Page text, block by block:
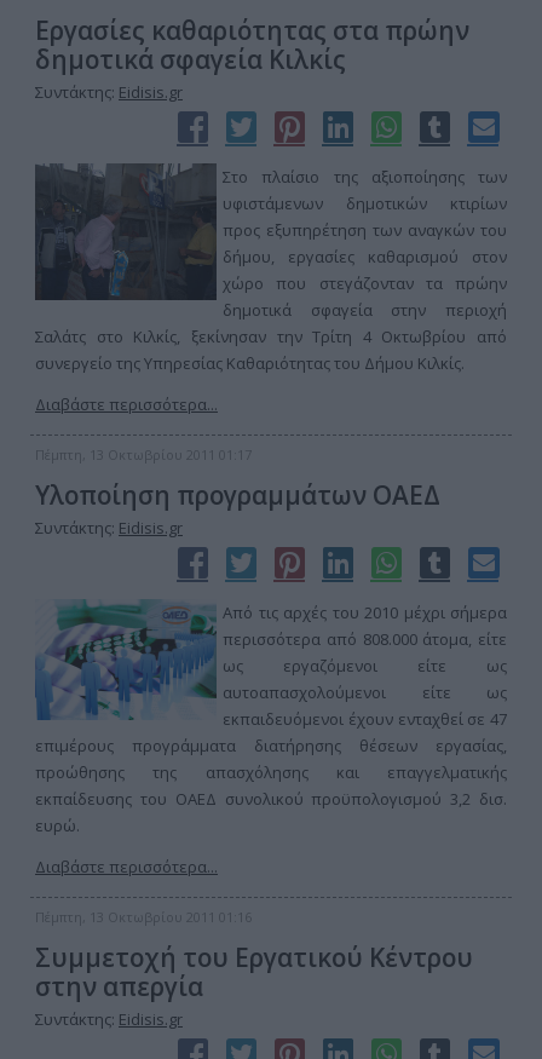
Εργασίες καθαριότητας στα πρώην
δημοτικά σφαγεία Κιλκίς
Συντάκτης: Eidisis.gr
Στο πλαίσιο της αξιοποίησης των
υφιστάμενων δημοτικών κτιρίων
προς εξυπηρέτηση των αναγκών του
δήμου, εργασίες καθαρισμού στον
χώρο που στεγάζονταν τα πρώην
δημοτικά σφαγεία στην περιοχή
Σαλάτς στο Κιλκίς, ξεκίνησαν την Τρίτη 4 Οκτωβρίου από
συνεργείο της Υπηρεσίας Καθαριότητας του Δήμου Κιλκίς.
Διαβάστε περισσότερα...
Πέμπτη, 13 Οκτωβρίου 2011 01:17
Yλοποίηση προγραμμάτων ΟΑΕΔ
Συντάκτης: Eidisis.gr
Από τις αρχές του 2010 μέχρι σήμερα
περισσότερα από 808.000 άτομα, είτε
ως εργαζόμενοι είτε ως
αυτοαπασχολούμενοι είτε ως
εκπαιδευόμενοι έχουν ενταχθεί σε 47
επιμέρους προγράμματα διατήρησης θέσεων εργασίας,
προώθησης της απασχόλησης και επαγγελματικής
εκπαίδευσης του ΟΑΕΔ συνολικού προϋπολογισμού 3,2 δισ.
ευρώ.
Διαβάστε περισσότερα...
Πέμπτη, 13 Οκτωβρίου 2011 01:16
Συμμετοχή του Εργατικού Κέντρου
στην απεργία
Συντάκτης: Eidisis.gr